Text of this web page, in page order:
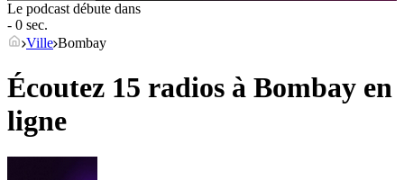
Le podcast débute dans
- 0 sec.
Ville Bombay
Écoutez 15 radios à Bombay en
ligne